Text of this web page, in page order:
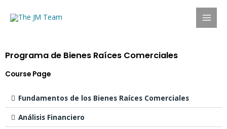
Programa de Bienes Raíces Comerciales
Course Page
Fundamentos de los Bienes Raíces Comerciales
Análisis Financiero